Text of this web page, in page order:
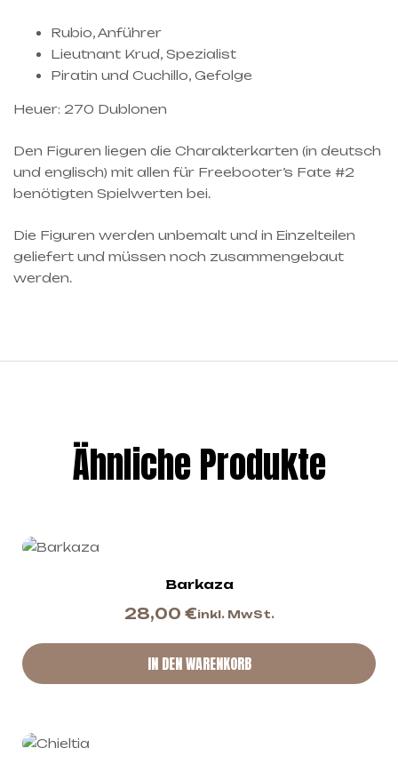
Rubio, Anführer
Lieutnant Krud, Spezialist
Piratin und Cuchillo, Gefolge
Heuer: 270 Dublonen
Den Figuren liegen die Charakterkarten (in deutsch
und englisch) mit allen für Freebooter’s Fate #2
benötigten Spielwerten bei.
Die Figuren werden unbemalt und in Einzelteilen
geliefert und müssen noch zusammengebaut
werden.
Ähnliche Produkte
Barkaza
28,00 €inkl. MwSt.
IN DEN WARENKORB